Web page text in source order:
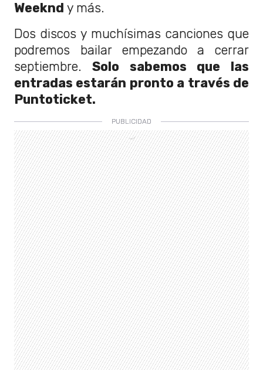
Weeknd y más.
Dos discos y muchísimas canciones que
podremos bailar empezando a cerrar
septiembre. Solo sabemos que las
entradas estarán pronto a través de
Puntoticket.